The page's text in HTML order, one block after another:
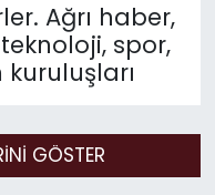
Ağrı haber,
spor,
GÖSTER